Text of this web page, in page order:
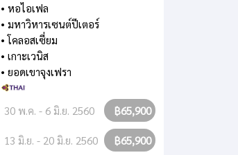
• หอไอเฟล
• มหาวิหารเซนต์ปีเตอร์
• โคลอสเซี่ยม
• เกาะเวนิส
• ยอดเขาจุงเฟรา
30 พ.ค. - 6 มิ.ย. 2560 ฿65,900
13 มิ.ย. - 20 มิ.ย. 2560 ฿65,900